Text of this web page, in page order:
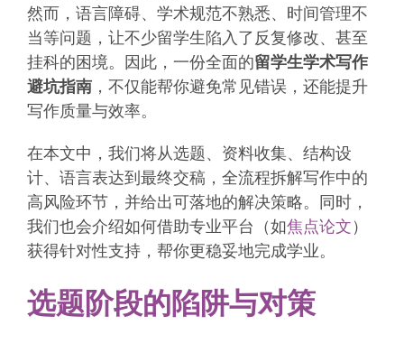
然而，语言障碍、学术规范不熟悉、时间管理不
当等问题，让不少留学生陷入了反复修改、甚至
挂科的困境。因此，一份全面的留学生学术写作
避坑指南 ，不仅能帮你避免常见错误，还能提升
写作质量与效率。
在本文中，我们将从选题、资料收集、结构设
计、语言表达到最终交稿，全流程拆解写作中的
高风险环节，并给出可落地的解决策略。同时，
我们也会介绍如何借助专业平台（如焦点论文 ）
获得针对性支持，帮你更稳妥地完成学业。
选题阶段的陷阱与对策